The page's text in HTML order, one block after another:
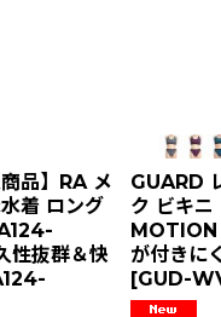
商品】RA メ
着 ロング
性抜群＆快
GUARD
ク ビキニ
MOTION
が付きに
[GUD-